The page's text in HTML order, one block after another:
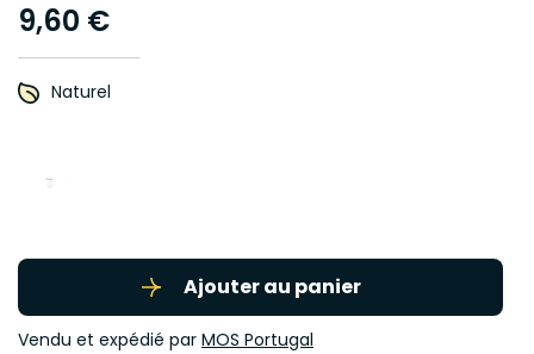
9,60 €
Naturel
Ajouter au panier
Vendu et expédié par MOS Portugal